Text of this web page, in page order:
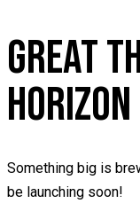
GREAT
HORIZON
Something big is
be launching soon!